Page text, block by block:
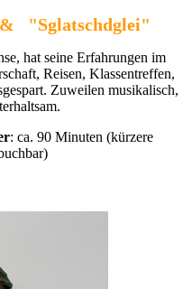
"Sglatschdglei"
hat seine Erfahrungen im
Reisen, Klassentreffen,
Zuweilen musikalisch,
: ca. 90 Minuten (kürzere